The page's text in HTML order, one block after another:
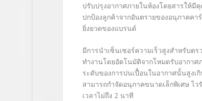
ปรับปรุงอากาศภายในห้องโดยสารให้มี
ปกป้องลูกค้าจากอันตรายของอนุภาคคา
ยิ่งยวดของแบรนด์
มีการนำเซ็นเซอร์ความเร็วสูงสำหรับต
ทำงานโดยอัตโนมัติจากโหมดรับอากาศ
ระดับของการปนเปื้อนในอากาศนั้นสูง
สามารถกำจัดอนุภาคขนาดเล็กพิเศษ ไ
เวลาไม่ถึง 2 นาที